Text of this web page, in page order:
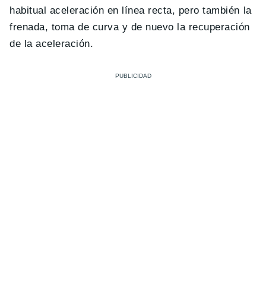
habitual aceleración en línea recta, pero también la
frenada, toma de curva y de nuevo la recuperación
de la aceleración.